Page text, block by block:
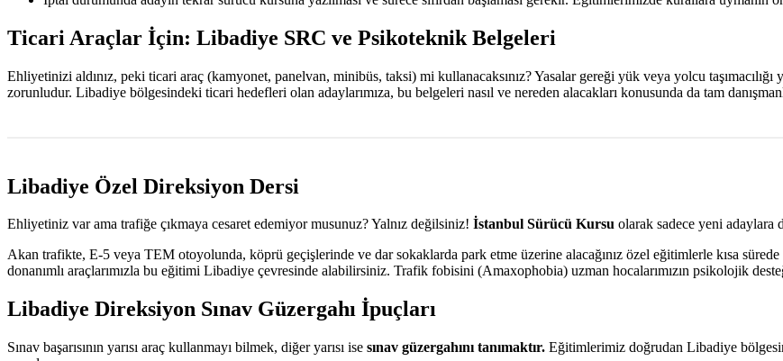
Ticari Araçlar İçin: Libadiye SRC ve Psikoteknik Belgeleri
Ehliyetinizi aldınız, peki ticari araç (kamyonet, panelvan, minibüs, taksi) mi kullanacaksınız? Yasalar gereği yük veya yolcu taşımacılığı
zorunludur. Libadiye bölgesindeki ticari hedefleri olan adaylarımıza, bu belgeleri nasıl ve nereden alacakları konusunda da tam
Libadiye Özel Direksiyon Dersi
Ehliyetiniz var ama trafiğe çıkmaya cesaret edemiyor musunuz? Yalnız değilsiniz! İstanbul Sürücü Kursu olarak sadece yeni adaylara
Akan trafikte, E-5 veya TEM otoyolunda, köprü geçişlerinde ve dar sokaklarda park etme üzerine alacağınız özel eğitimlerle kısa
donanımlı araçlarımızla bu eğitimi Libadiye çevresinde alabilirsiniz. Trafik fobisini (Amaxophobia) uzman hocalarımızın psikolojik
Libadiye Direksiyon Sınav Güzergahı İpuçları
Sınav başarısının yarısı araç kullanmayı bilmek, diğer yarısı ise sınav güzergahını tanımaktır. Eğitimlerimiz doğrudan Libadiye